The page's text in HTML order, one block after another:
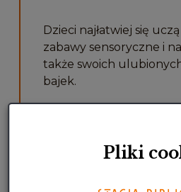
Dzieci najłatwiej się
zabawy sensoryczne i
także swoich
bajek.
Pliki